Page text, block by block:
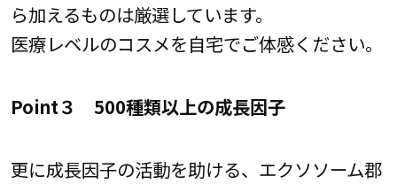
ら加えるものは厳選しています。
医療レベルのコスメを自宅でご体感ください。
Point３ 500種類以上の成長因子
更に成長因子の活動を助ける、エクソソーム郡